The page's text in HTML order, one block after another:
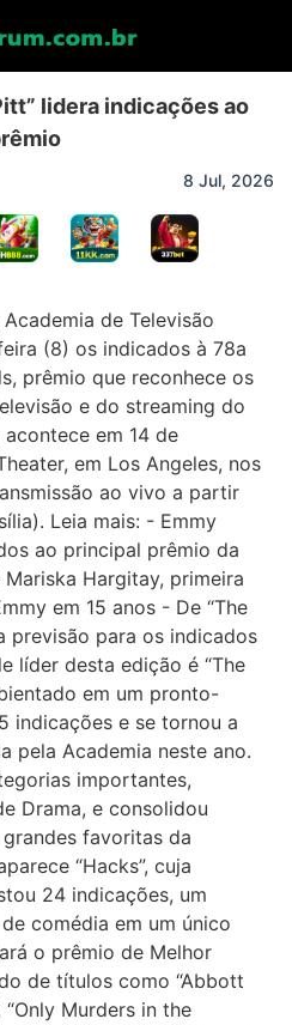
lidera indicações ao
8 Jul, 2026
de Televisão
(8) os indicados à 78a
prêmio que reconhece os
e do streaming do
em 14 de
em Los Angeles, nos
ao vivo a partir
Leia mais: - Emmy
ao principal prêmio da
Hargitay, primeira
em 15 anos - De “The
previsão para os indicados
líder desta edição é “The
em um pronto-
indicações e se tornou a
pela Academia neste ano.
importantes,
Drama, e consolidou
favoritas da
“Hacks”, cuja
24 indicações, um
comédia em um único
o prêmio de Melhor
de títulos como “Abbott
“Only Murders in the